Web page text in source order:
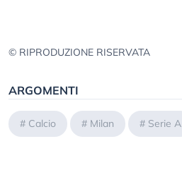
© RIPRODUZIONE RISERVATA
ARGOMENTI
# Calcio # Milan # Serie A